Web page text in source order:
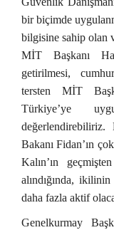
bir biçimde
bilgisine sahip olan
MİT Başkanı
getirilmesi,
tersten MİT
Türkiye’ye
Bakanı Fidan’ın
Kalın’ın
alındığında,
daha fazla aktif
Genelkurmay